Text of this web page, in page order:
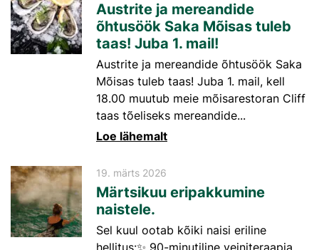
Austrite ja mereandide
õhtusöök Saka Mõisas tuleb
taas! Juba 1. mail!
Austrite ja mereandide õhtusöök Saka
Mõisas tuleb taas! Juba 1. mail, kell
18.00 muutub meie mõisarestoran Cliff
taas tõeliseks mereandide...
Loe lähemalt
19. märts 2026
Märtsikuu eripakkumine
naistele.
Sel kuul ootab kõiki naisi eriline
hellitus:✨ 90-minutiline veiniteraapia